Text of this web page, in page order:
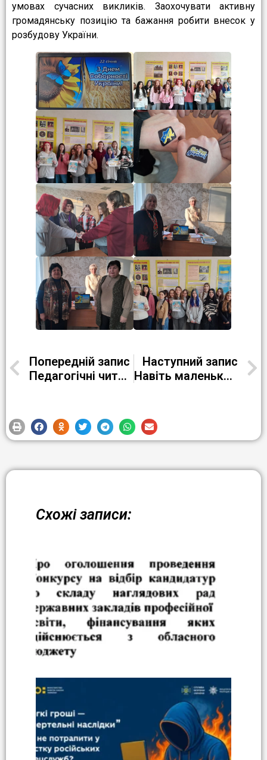
умовах сучасних викликів. Заохочувати активну
громадянську позицію та бажання робити внесок у
розбудову України.
Попередній запис
Педагогічні читання: день ідей, що працюють на результат
Наступний запис
Навіть маленька допомога людини може врятувати багато пташиних життів
Схожі записи: